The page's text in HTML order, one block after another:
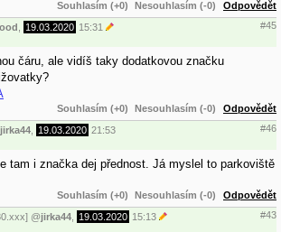
Souhlasím (+0) Nesouhlasím (-0) Odpovědět
19.03.2020 15:31 #45
čáru, ale vidíš taky dodatkovou značku
Souhlasím (+0) Nesouhlasím (-0) Odpovědět
jirka44 19.03.2020 21:53 #46
tam i značka dej přednost. Já myslel to parkoviště
Souhlasím (+0) Nesouhlasím (-0) Odpovědět
@jirka44 19.03.2020 15:13 #43